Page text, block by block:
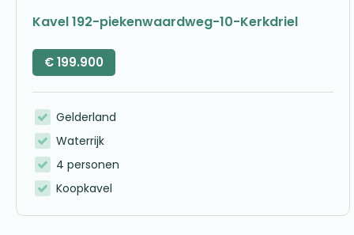
Kavel 192-piekenwaardweg-10-Kerkdriel
€199.900
Gelderland
Waterrijk
4 personen
Koopkavel